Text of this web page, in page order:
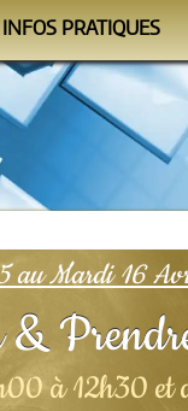
INFOS PRATIQUES
Se former
Le Formateur
Conditions
au Mardi 16
à 12h30 et